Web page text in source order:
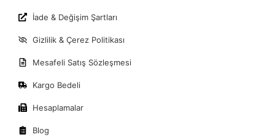
İade & Değişim Şartları
Gizlilik & Çerez Politikası
Mesafeli Satış Sözleşmesi
Kargo Bedeli
Hesaplamalar
Blog